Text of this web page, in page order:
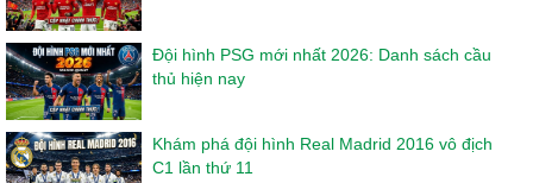
Đội hình PSG mới nhất 2026: Danh sách cầu
thủ hiện nay
Khám phá đội hình Real Madrid 2016 vô địch
C1 lần thứ 11